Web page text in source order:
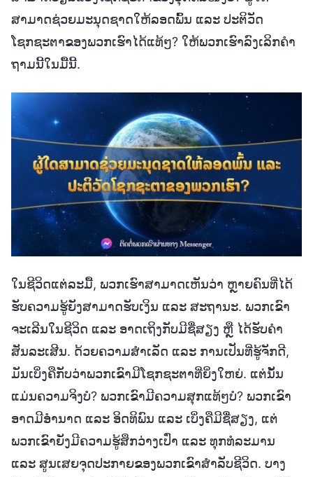
ສາມາດຊ່ວຍມະນຸດຊາດໃຫ້ລອດພົ້ນ ແລະ ປະຕິວັດ
ໂຊກຊະຕາຂອງພວກເຮົາໄດ້ແທ້ໆ? ໃຫ້ພວກເຮົາລົງເລິກຄຳ
ຖາມນີ້ໃນມື້ນີ້.
ໃນຊີວິດແຕ່ລະມື້, ພວກເຮົາສາມາດເຫັນວ່າ ຫຼາຍຄົນທີ່ໄດ້
ຮັບຄວາມຮູ້ຍັງສາມາດຮັບເງິນ ແລະ ສະຖານະ. ພວກເຂົາ
ຈະເລີນໃນຊີວິດ ແລະ ອາດເຖິງກັບມີຊື່ສຽງ ຫຼື ໄດ້ຮັບຄຳ
ສັນລະເສີນ. ດ້ວຍຄວາມສຳເລັດ ແລະ ການເປັນທີ່ຮູ້ຈັກດີ,
ມັນເບິ່ງຄືກັບວ່າພວກເຂົາມີໂຊກຊະຕາທີ່ຍິ່ງໃຫຍ່. ແຕ່ນັ້ນ
ແມ່ນຄວາມຈິງບໍ? ພວກເຂົາມີຄວາມສຸກແທ້ໆບໍ? ພວກເຂົາ
ອາດມີອຳນາດ ແລະ ອິດທິພົນ ແລະ ເບິ່ງຄືມີຊື່ສຽງ, ແຕ່
ພວກເຂົາຍັງມີຄວາມຮູ້ສຶກວ່າງເປົ່າ ແລະ ທຸກທໍລະມານ
ແລະ ສູນເສຍຈຸດປະກາຍຂອງພວກເຂົາສຳລັບຊີວິດ. ບາງ